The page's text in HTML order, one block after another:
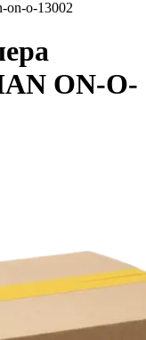
on-o-13002
ON-O-